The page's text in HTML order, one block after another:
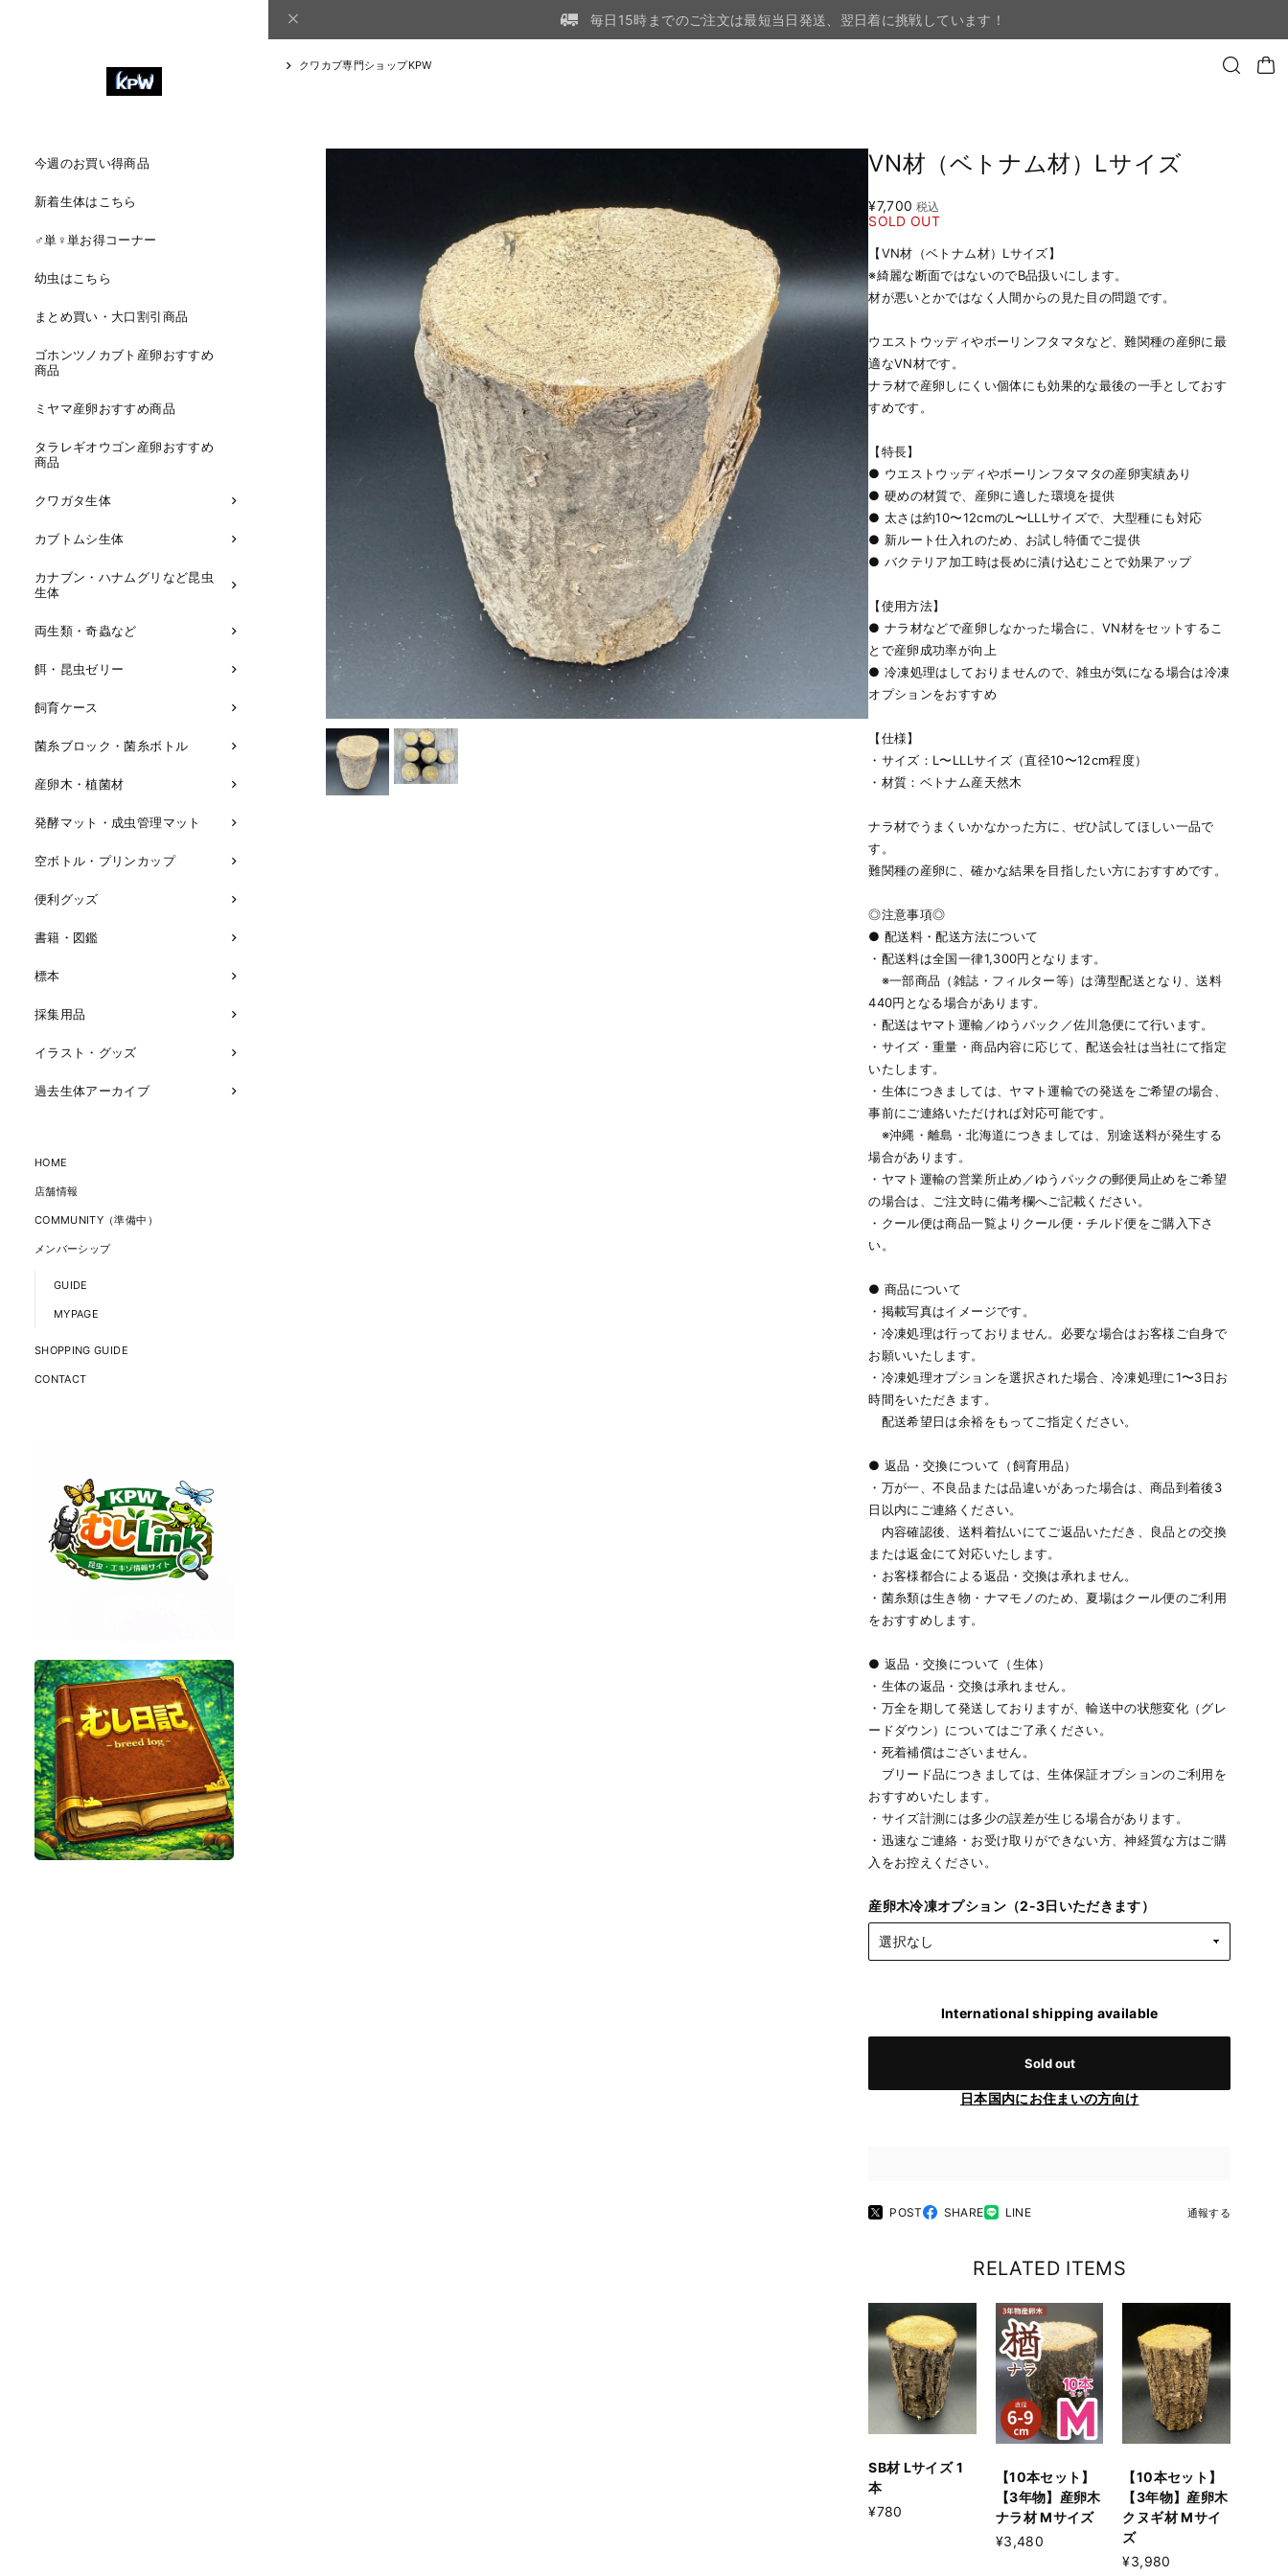
今週のお買い得商品
新着生体はこちら
♂単♀単お得コーナー
幼虫はこちら
まとめ買い・大口割引商品
ゴホンツノカブト産卵おすすめ
商品
ミヤマ産卵おすすめ商品
タラレギオウゴン産卵おすすめ
商品
クワガタ生体
カブトムシ生体
カナブン・ハナムグリなど昆虫
生体
両生類・奇蟲など
餌・昆虫ゼリー
飼育ケース
菌糸ブロック・菌糸ボトル
産卵木・植菌材
発酵マット・成虫管理マット
空ボトル・プリンカップ
便利グッズ
書籍・図鑑
標本
採集用品
イラスト・グッズ
過去生体アーカイブ
HOME
店舗情報
COMMUNITY（準備中）
メンバーシップ
GUIDE
MYPAGE
SHOPPING GUIDE
CONTACT
毎日15時までのご注文は最短当日発送、翌日着に挑戦しています！
クワカブ専門ショップKPW
VN材（ベトナム材）Lサイズ
¥7,700 税込
SOLD OUT
【VN材（ベトナム材）Lサイズ】
※綺麗な断面ではないのでB品扱いにします。
材が悪いとかではなく人間からの見た目の問題です。
ウエストウッディやボーリンフタマタなど、難関種の産卵に最
適なVN材です。
ナラ材で産卵しにくい個体にも効果的な最後の一手としておす
すめです。
【特長】
● ウエストウッディやボーリンフタマタの産卵実績あり
● 硬めの材質で、産卵に適した環境を提供
● 太さは約10〜12cmのL〜LLLサイズで、大型種にも対応
● 新ルート仕入れのため、お試し特価でご提供
● バクテリア加工時は長めに漬け込むことで効果アップ
【使用方法】
● ナラ材などで産卵しなかった場合に、VN材をセットするこ
とで産卵成功率が向上
● 冷凍処理はしておりませんので、雑虫が気になる場合は冷凍
オプションをおすすめ
【仕様】
・サイズ：L〜LLLサイズ（直径10〜12cm程度）
・材質：ベトナム産天然木
ナラ材でうまくいかなかった方に、ぜひ試してほしい一品で
す。
難関種の産卵に、確かな結果を目指したい方におすすめです。
◎注意事項◎
● 配送料・配送方法について
・配送料は全国一律1,300円となります。
※一部商品（雑誌・フィルター等）は薄型配送となり、送料
440円となる場合があります。
・配送はヤマト運輸／ゆうパック／佐川急便にて行います。
・サイズ・重量・商品内容に応じて、配送会社は当社にて指定
いたします。
・生体につきましては、ヤマト運輸での発送をご希望の場合、
事前にご連絡いただければ対応可能です。
※沖縄・離島・北海道につきましては、別途送料が発生する
場合があります。
・ヤマト運輸の営業所止め／ゆうパックの郵便局止めをご希望
の場合は、ご注文時に備考欄へご記載ください。
・クール便は商品一覧よりクール便・チルド便をご購入下さ
い。
● 商品について
・掲載写真はイメージです。
・冷凍処理は行っておりません。必要な場合はお客様ご自身で
お願いいたします。
・冷凍処理オプションを選択された場合、冷凍処理に1〜3日お
時間をいただきます。
配送希望日は余裕をもってご指定ください。
● 返品・交換について（飼育用品）
・万が一、不良品または品違いがあった場合は、商品到着後3
日以内にご連絡ください。
内容確認後、送料着払いにてご返品いただき、良品との交換
または返金にて対応いたします。
・お客様都合による返品・交換は承れません。
・菌糸類は生き物・ナマモノのため、夏場はクール便のご利用
をおすすめします。
● 返品・交換について（生体）
・生体の返品・交換は承れません。
・万全を期して発送しておりますが、輸送中の状態変化（グレ
ードダウン）についてはご了承ください。
・死着補償はございません。
ブリード品につきましては、生体保証オプションのご利用を
おすすめいたします。
・サイズ計測には多少の誤差が生じる場合があります。
・迅速なご連絡・お受け取りができない方、神経質な方はご購
入をお控えください。
産卵木冷凍オプション（2-3日いただきます）
International shipping available
Sold out
日本国内にお住まいの方向け
POST SHARE LINE 通報する
RELATED ITEMS
SB材 Lサイズ 1
本
¥780
【10本セット】
【3年物】産卵木
ナラ材 Mサイズ
¥3,480
【10本セット】
【3年物】産卵木
クヌギ材 Mサイ
ズ
¥3,980